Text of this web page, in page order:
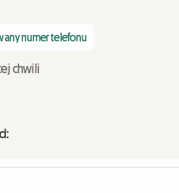
numer telefonu
chwili